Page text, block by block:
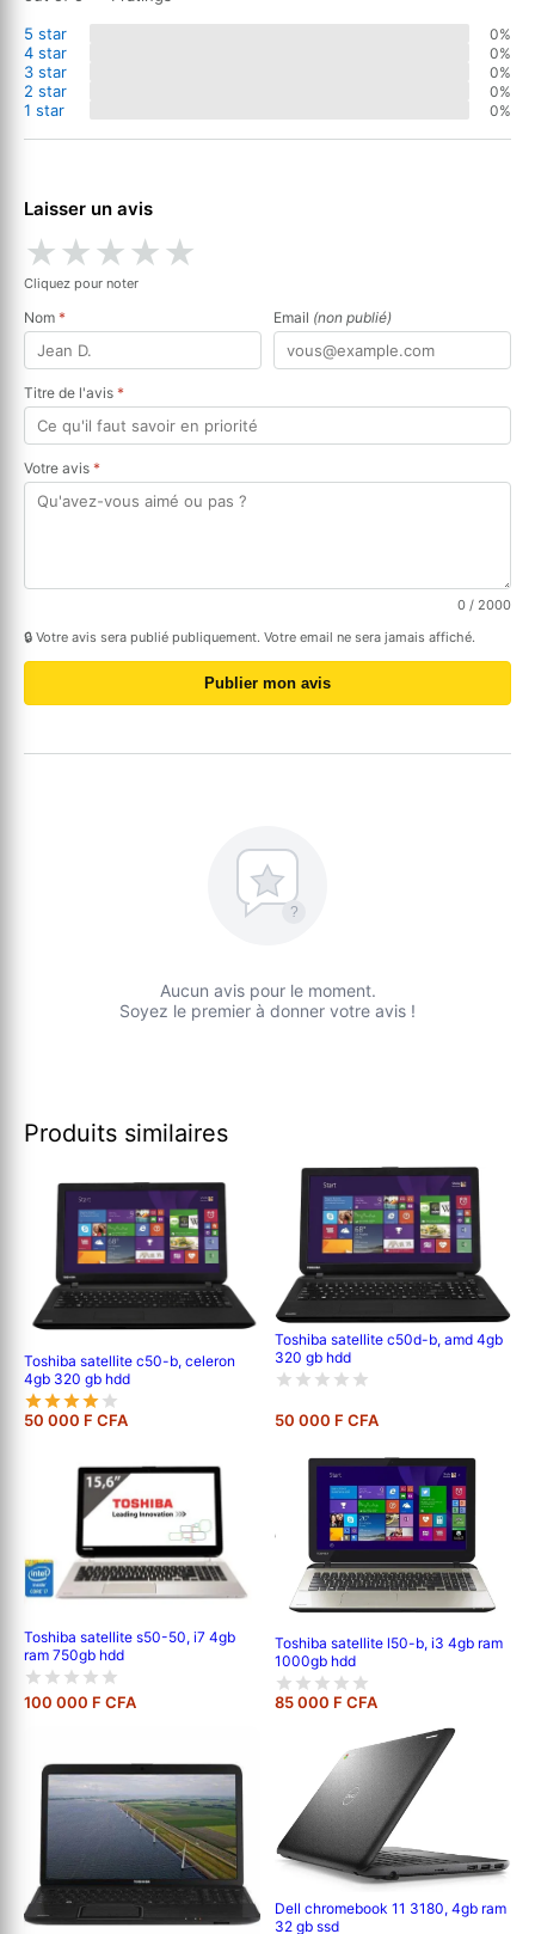
5 star
0%
4 star 0%
3 star 0%
2 star 0%
1 star 0%
Laisser un avis
★★★★★
Cliquez pour noter
Nom * Email (non publié)
Titre de l'avis *
Votre avis *
0 / 2000
🔒 Votre avis sera publié publiquement. Votre email ne sera jamais affiché.
Publier mon avis
?
Aucun avis pour le moment.
Soyez le premier à donner votre avis !
Produits similaires
Toshiba satellite c50-b, celeron
4gb 320 gb hdd
50 000 F CFA
Toshiba satellite c50d-b, amd 4gb
320 gb hdd
50 000 F CFA
Toshiba satellite s50-50, i7 4gb
ram 750gb hdd
100 000 F CFA
Toshiba satellite l50-b, i3 4gb ram
1000gb hdd
85 000 F CFA
Dell chromebook 11 3180, 4gb ram
32 gb ssd